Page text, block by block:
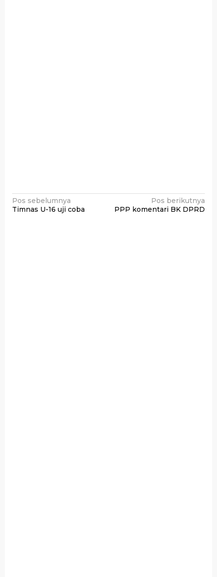
Navigasi
pos
Pos sebelumnya
Timnas U-16 uji coba
Pos berikutnya
PPP komentari BK DPRD